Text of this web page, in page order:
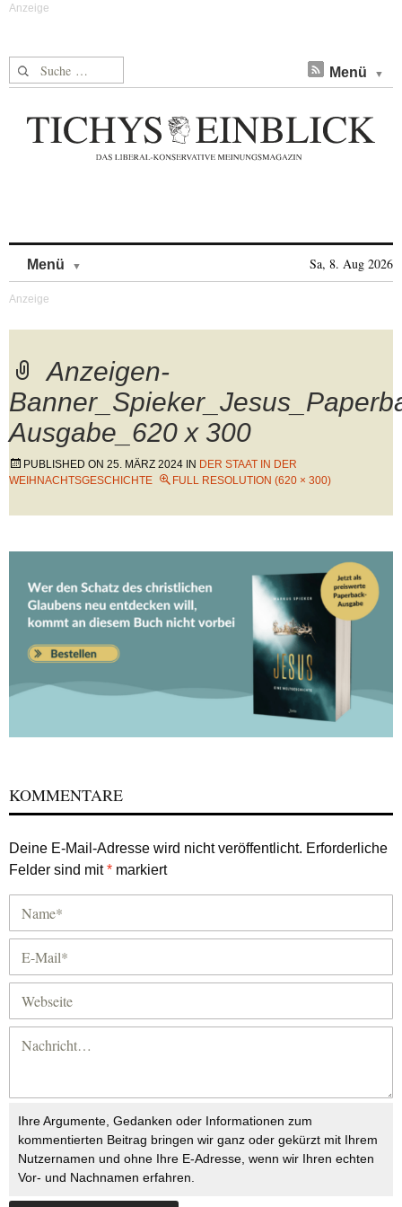
Suche nach: Menü
Menü Sa, 8. Aug 2026
Anzeigen-
Ausgabe_620 x 300
PUBLISHED ON 25. MÄRZ 2024 IN DER STAAT IN DER
WEIHNACHTSGESCHICHTE
FULL RESOLUTION (620 × 300)
KOMMENTARE
Deine E-Mail-Adresse wird nicht veröffentlicht. Erforderliche
Felder sind mit* markiert
Ihre Argumente, Gedanken oder Informationen zum
kommentierten Beitrag bringen wir ganz oder gekürzt mit Ihrem
Nutzernamen und ohne Ihre E-Adresse, wenn wir Ihren echten
Vor- und Nachnamen erfahren.